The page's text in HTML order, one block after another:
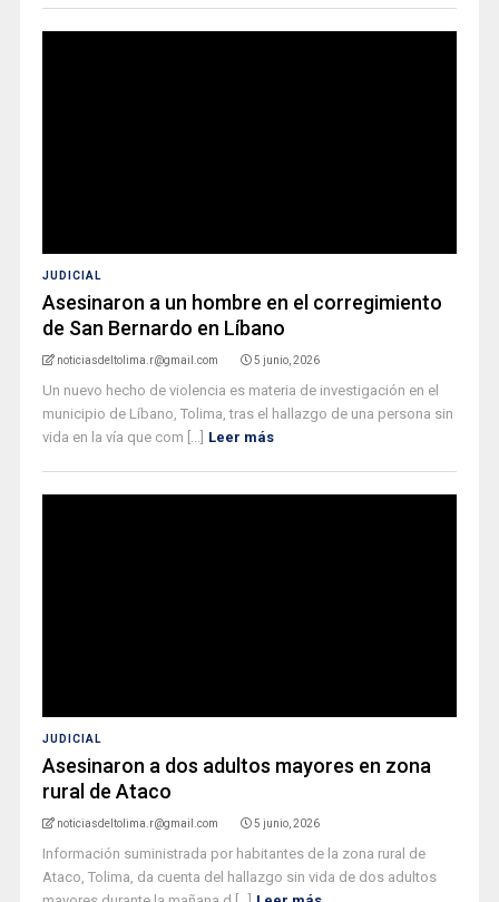
JUDICIAL
Asesinaron a un hombre en el corregimiento
de San Bernardo en Líbano
noticiasdeltolima.r@gmail.com 5 junio, 2026
Un nuevo hecho de violencia es materia de investigación en el
municipio de Líbano, Tolima, tras el hallazgo de una persona sin
vida en la vía que com [...] Leer más
JUDICIAL
Asesinaron a dos adultos mayores en zona
rural de Ataco
noticiasdeltolima.r@gmail.com 5 junio, 2026
Información suministrada por habitantes de la zona rural de
Ataco, Tolima, da cuenta del hallazgo sin vida de dos adultos